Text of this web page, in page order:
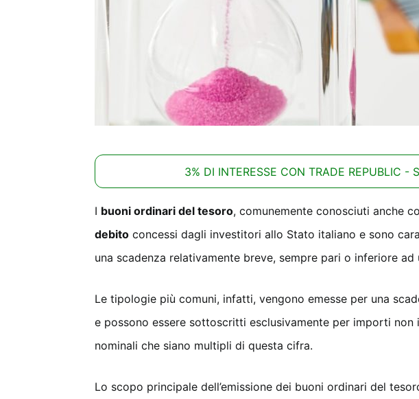
3% DI INTERESSE CON TRADE REPUBLIC -
I buoni ordinari del tesoro, comunemente conosciuti anche
debito concessi dagli investitori allo Stato italiano e sono
una scadenza relativamente breve, sempre pari o inferiore ad
Le tipologie più comuni, infatti, vengono emesse per una
e possono essere sottoscritti esclusivamente per importi
nominali che siano multipli di questa cifra.
Lo scopo principale dell’emissione dei buoni ordinari del